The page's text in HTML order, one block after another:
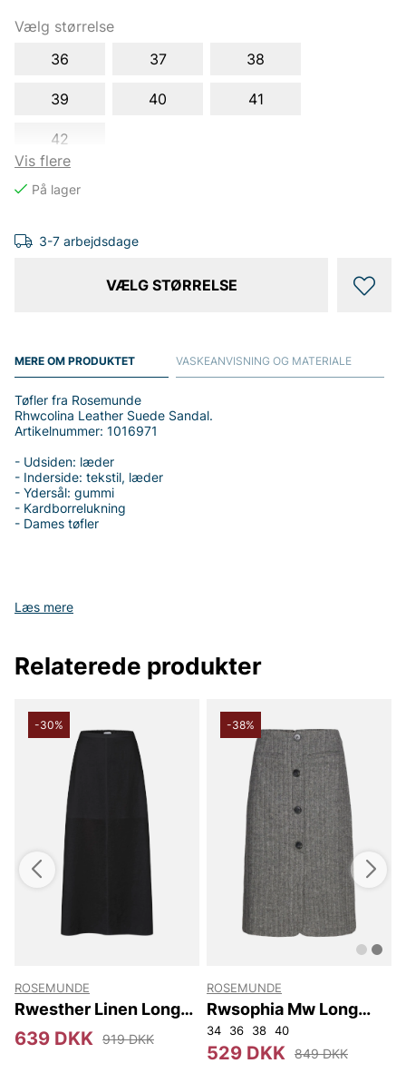
Vælg størrelse
Vis flere
36 37 38
39 40 41
42
3-7 arbejdsdage
VÆLG STØRRELSE
MERE OM PRODUKTET
Læs mere
Tøfler fra Rosemunde
Rhwcolina Leather Suede Sandal.
Artikelnummer: 1016971
- Udsiden: læder
- Inderside: tekstil, læder
- Ydersål: gummi
- Kardborrelukning
- Dames tøfler
Tak fordi du handler i vores webshop. Besøg også vores butik i
Vingåker.
VASKEANVISNING OG MATERIALE
Relaterede produkter
-30%
ROSEMUNDE
Rwesther Linen Long
Skirt
639 DKK 919 DKK
-38%
ROSEMUNDE
Rwsophia Mw Long
Skirt
34 36 38 40
529 DKK 849 DKK